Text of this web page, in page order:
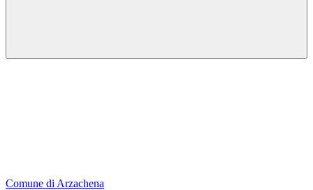
Comune di Arzachena